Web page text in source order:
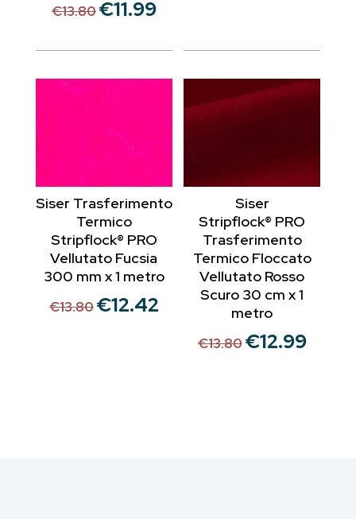
€13.80 Il
originale
€13.80.
€11.99Il
attuale
Siser Trasferimento
Termico
Stripflock® PRO
Vellutato Fucsia
300 mm x 1 metro
€13.80 Il
€12.42Il
attuale
Siser
Stripflock® PRO
Trasferimento
Termico Floccato
Vellutato Rosso
Scuro 30 cm x 1
metro
€13.80 Il
€12.99Il